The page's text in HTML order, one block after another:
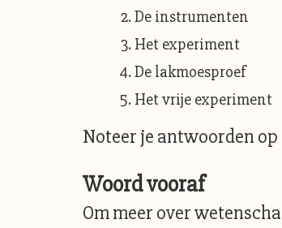
De instrumenten
Het experiment
De lakmoesproef
Het vrije experiment
Noteer je antwoorden op
Woord vooraf
Om meer over